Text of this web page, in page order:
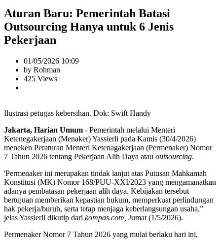
Aturan Baru: Pemerintah Batasi
Outsourcing Hanya untuk 6 Jenis
Pekerjaan
01/05/2026 10:09
by Rohman
425 Views
Ilustrasi petugas kebersihan. Dok: Swift Handy
Jakarta, Harian Umum - Pemerintah melalui Menteri
Ketenegakerjaan (Menaker) Yassierli pada Kamis (30/4/2026)
meneken Peraturan Menteri Ketenagakerjaan (Permenaker) Nomor
7 Tahun 2026 tentang Pekerjaan Alih Daya atau outsourcing.
'Permenaker ini merupakan tindak lanjut atas Putusan Mahkamah
Konstitusi (MK) Nomor 168/PUU-XXI/2023 yang mengamanatkan
adanya pembatasan pekerjaan alih daya. Kebijakan tersebut
bertujuan memberikan kepastian hukum, memperkuat perlindungan
hak pekerja/buruh, serta tetap menjaga keberlangsungan usaha,”
jelas Yassierli dikutip dari kompas.com, Jumat (1/5/2026).
Permenaker Nomor 7 Tahun 2026 yang mulai berlaku hari ini,